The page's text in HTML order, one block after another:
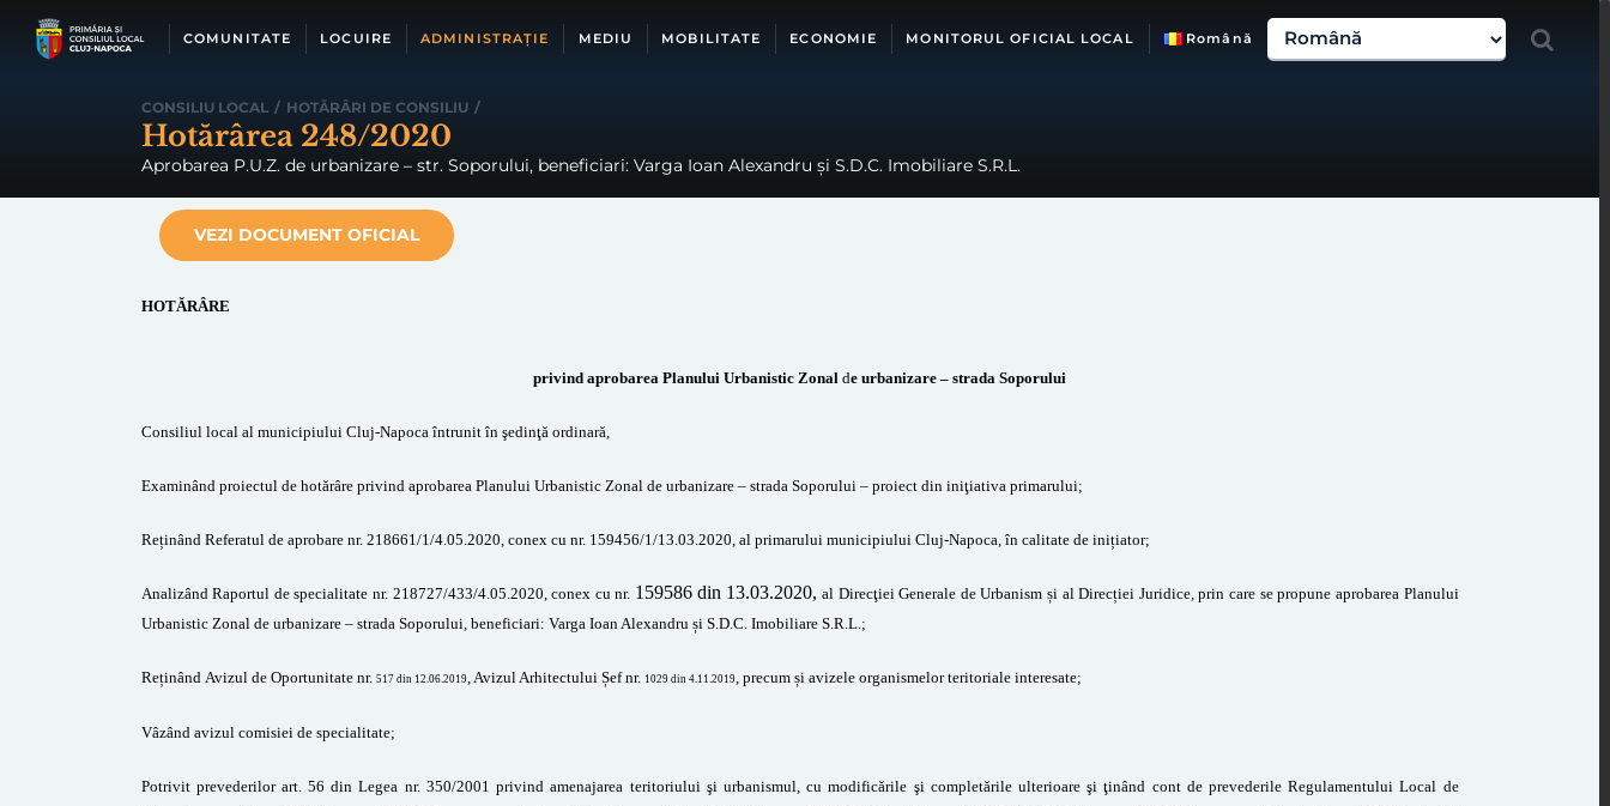
COMUNITATE LOCUIRE ADMINISTRAȚIE MEDIU MOBILITATE ECONOMIE MONITORUL OFICIAL LOCAL Română
CONSILIU LOCAL / HOTĂRÂRI DE CONSILIU /
Hotărârea 248/2020
Aprobarea P.U.Z. de urbanizare – str. Soporului, beneficiari: Varga Ioan Alexandru și S.D.C. Imobiliare S.R.L.
VEZI DOCUMENT OFICIAL
HOTĂRÂRE
privind aprobarea Planului Urbanistic Zonal de urbanizare – strada Soporului
Consiliul local al municipiului Cluj-Napoca întrunit în şedinţă ordinară,
Examinând proiectul de hotărâre privind aprobarea Planului Urbanistic Zonal de urbanizare – strada Soporului – proiect din iniţiativa primarului;
ReținândReferatul de aprobare nr. 218661/1/4.05.2020,conex cunr. 159456/1/13.03.2020,al primarului municipiului Cluj-Napoca, în calitate de inițiator;
Analizând Raportul de specialitate nr. 218727/433/4.05.2020,conex cu nr. 159586 din 13.03.2020, alDirecţieiGenerale de Urbanism și al Direcției Juridice, prin care se propune aprobarea Planului
Urbanistic Zonal de urbanizare – strada Soporului,beneficiari: Varga Ioan Alexandru și S.D.C. Imobiliare S.R.L.;
Reținând Avizul de Oportunitate nr. 517 din 12.06.2019, Avizul Arhitectului Șef nr. 1029 din 4.11.2019, precum și avizele organismelor teritoriale interesate;
Vâzând avizul comisiei de specialitate;
Potrivit prevederilor art. 56 din Legea nr. 350/2001 privind amenajarea teritoriului şi urbanismul, cu modificările şi completările ulterioare şi ţinând cont de prevederileRegulamentului Local de